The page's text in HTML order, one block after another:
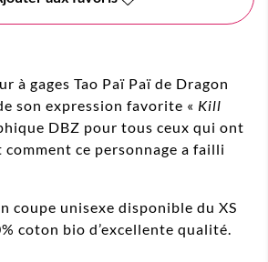
à gages Tao Paï Paï de Dragon
son expression favorite « Kill
DBZ pour tous ceux qui ont
ce personnage a failli
coupe unisexe disponible du XS
coton bio d’excellente qualité.